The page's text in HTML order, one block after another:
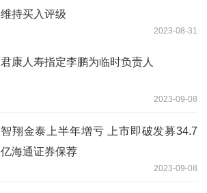
维持买入评级
2023-08-31
君康人寿指定李鹏为临时负责人
2023-09-08
智翔金泰上半年增亏 上市即破发募34.7
亿海通证券保荐
2023-09-08